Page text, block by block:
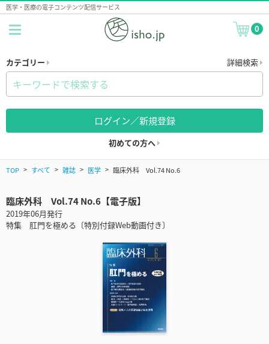
医学・医療の電子コンテンツ配信サービス
0
カテゴリー 詳細検索
ログイン／新規登録
初めての方へ
TOP すべて 雑誌 医学 臨床外科 Vol.74 No.6
臨床外科 Vol.74 No.6【電子版】
2019年06月発行
特集 肛門を極める〔特別付録Web動画付き〕